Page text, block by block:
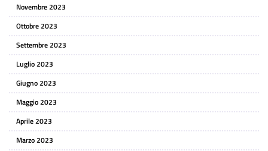
Novembre 2023
Ottobre 2023
Settembre 2023
Luglio 2023
Giugno 2023
Maggio 2023
Aprile 2023
Marzo 2023